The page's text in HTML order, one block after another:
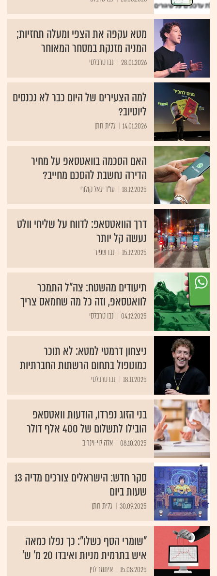
מטא עקפה את הצפי ומעלה תחזיות;
המניה מזנקת במסחר המאוחר
28.01.2026 נבו טרבלסי
למה הצעירים של היום כבר לא נכנסים
ליוטיוב?
14.01.2026 גלית חתן
האם הסכמה בוואטסאפ על מחיר
הדירה נחשבת להסכם מחייב?
18.12.2025 עו"ד יגאל קולוף
דרך הוואטסאפ: לדווח על שליחי וולט
נעשה קל יותר
15.12.2025 נבו שפיר
תיעודים מהשטח: צה"ל התמכר
לוואטסאפ, וזה כל מה שחמאס צריך
04.12.2025 נבו טרבלסי
ניצחון דרמטי למטא: לא תוכר
כמונופול בתחום הרשתות החברתיות
18.11.2025 נבו טרבלסי
בני הזוג נפרדו, הודעות וואטסאפ
הובילו לתשלום של 400 אלף דולר
08.10.2025 אלה לוי-וינריב
סקר חדש: הישראלים צורכים מדיה 13
שעות ביום
30.09.2025 גלית חתן
"שומרי הסף כשלו": כך נפלו כמאה
איש בתרמית מניות ואיבדו 20 מ' ש'
15.08.2025 איתמר לוין